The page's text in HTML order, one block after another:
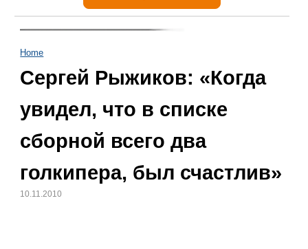
Home
Сергей Рыжиков: «Когда
увидел, что в списке
сборной всего два
голкипера, был счастлив»
10.11.2010